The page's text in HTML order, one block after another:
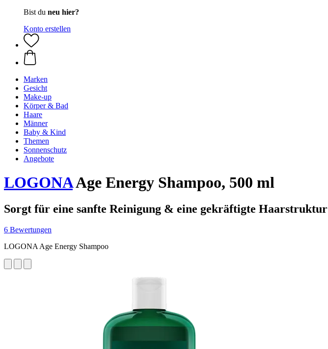
Bist du neu hier?
Konto erstellen
Marken
Gesicht
Make-up
Körper & Bad
Haare
Männer
Baby & Kind
Themen
Sonnenschutz
Angebote
LOGONAAge Energy Shampoo, 500 ml
Sorgt für eine sanfte Reinigung & eine gekräftigte Haarstruktur
6 Bewertungen
LOGONA Age Energy Shampoo